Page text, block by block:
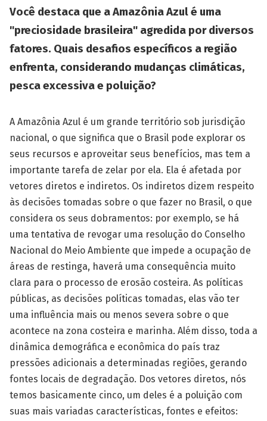
Você destaca que a Amazônia Azul é uma
"preciosidade brasileira" agredida por diversos
fatores. Quais desafios específicos a região
enfrenta, considerando mudanças climáticas,
pesca excessiva e poluição?
A Amazônia Azul é um grande território sob jurisdição
nacional, o que significa que o Brasil pode explorar os
seus recursos e aproveitar seus benefícios, mas tem a
importante tarefa de zelar por ela. Ela é afetada por
vetores diretos e indiretos. Os indiretos dizem respeito
às decisões tomadas sobre o que fazer no Brasil, o que
considera os seus dobramentos: por exemplo, se há
uma tentativa de revogar uma resolução do Conselho
Nacional do Meio Ambiente que impede a ocupação de
áreas de restinga, haverá uma consequência muito
clara para o processo de erosão costeira. As políticas
públicas, as decisões políticas tomadas, elas vão ter
uma influência mais ou menos severa sobre o que
acontece na zona costeira e marinha. Além disso, toda a
dinâmica demográfica e econômica do país traz
pressões adicionais a determinadas regiões, gerando
fontes locais de degradação. Dos vetores diretos, nós
temos basicamente cinco, um deles é a poluição com
suas mais variadas características, fontes e efeitos: